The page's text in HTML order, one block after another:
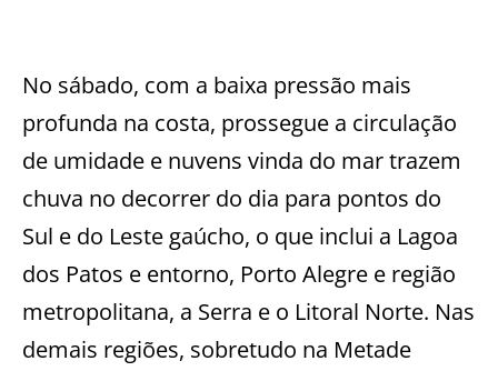
No sábado, com a baixa pressão mais
profunda na costa, prossegue a circulação
de umidade e nuvens vinda do mar trazem
chuva no decorrer do dia para pontos do
Sul e do Leste gaúcho, o que inclui a Lagoa
dos Patos e entorno, Porto Alegre e região
metropolitana, a Serra e o Litoral Norte. Nas
demais regiões, sobretudo na Metade